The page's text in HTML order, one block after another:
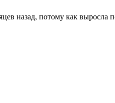
назад, потому как выросла